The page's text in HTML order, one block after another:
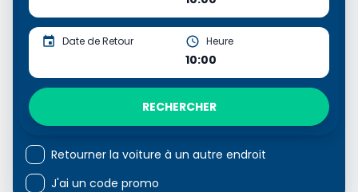
Date de Retour Heure
10:00
RECHERCHER
Retourner la voiture à un autre endroit
J'ai un code promo